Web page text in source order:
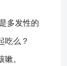
多发性的
吃么？
。